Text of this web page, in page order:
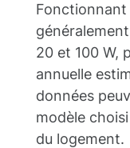
20 et 100 W,
annuelle
données
modèle
du logement.